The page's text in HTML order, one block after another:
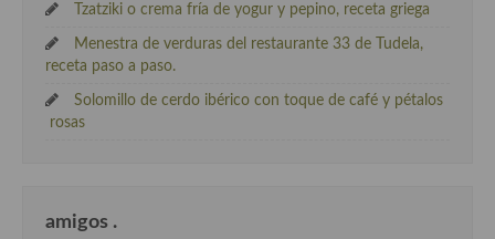
Tzatziki o crema fría de yogur y pepino, receta griega
Menestra de verduras del restaurante 33 de Tudela,
receta paso a paso.
Solomillo de cerdo ibérico con toque de café y pétalos
rosas
amigos .